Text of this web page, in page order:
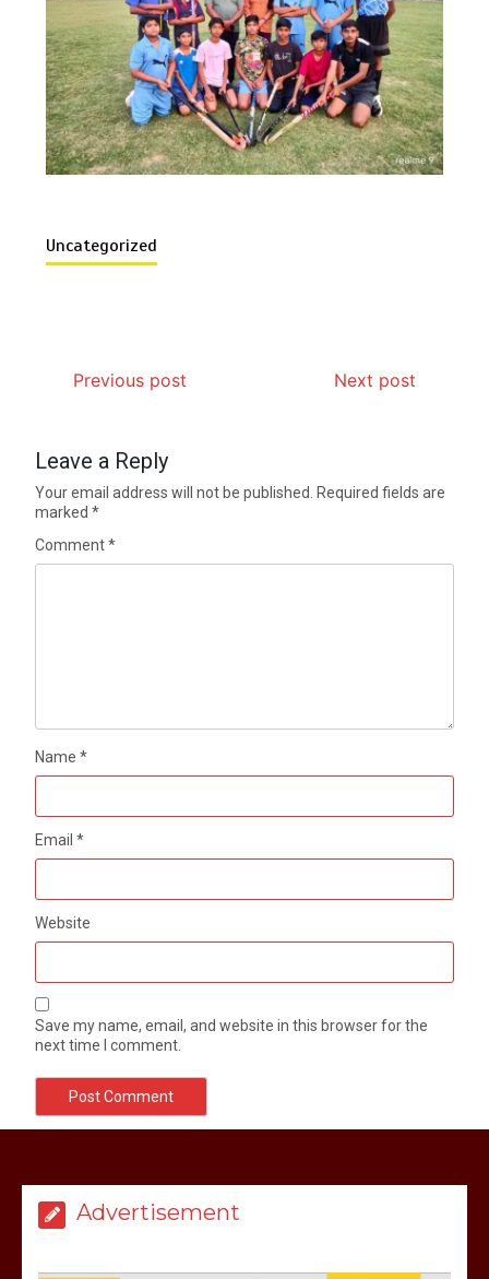
Uncategorized
Previous post Next post
Leave a Reply
Your email address will not be published.
Required fields are
marked*
Comment*
Name*
Email*
Website
Save my name, email, and website in this browser for the
next time I comment.
Advertisement